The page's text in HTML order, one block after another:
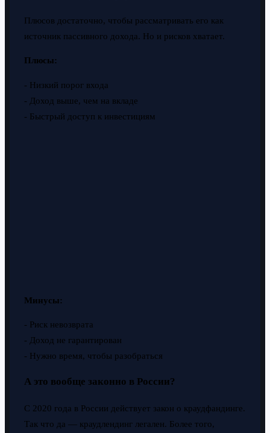
Плюсов достаточно, чтобы рассматривать его как
источник пассивного дохода. Но и рисков хватает.
Плюсы:
- Низкий порог входа
- Доход выше, чем на вкладе
- Быстрый доступ к инвестициям
Минусы:
- Риск невозврата
- Доход не гарантирован
- Нужно время, чтобы разобраться
А это вообще законно в России?
С 2020 года в России действует закон о краудфандинге.
Так что да — краудлендинг легален. Более того,